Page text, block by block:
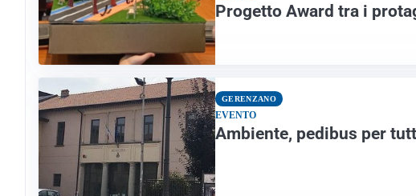
Progetto Award tra i
GERENZANO
EVENTO
Ambiente, pedibus per